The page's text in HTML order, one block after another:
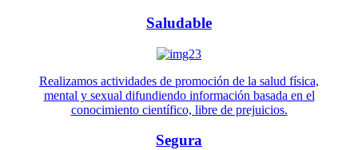
Saludable
Realizamos actividades de promoción de la salud física,
mental y sexual difundiendo información basada en el
conocimiento científico, libre de prejuicios.
Segura